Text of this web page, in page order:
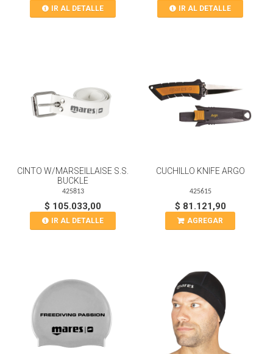
IR AL DETALLE IR AL DETALLE
CINTO W/MARSEILLAISE S.S.
BUCKLE
425813
$ 105.033,00
IR AL DETALLE
CUCHILLO KNIFE ARGO
425615
$ 81.121,90
AGREGAR